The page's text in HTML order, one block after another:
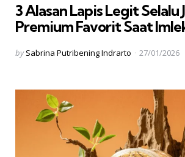
3 Alasan Lapis Legit Selalu
Premium Favorit Saat
Posted
by Sabrina Putribening Indrarto 27/01/2026